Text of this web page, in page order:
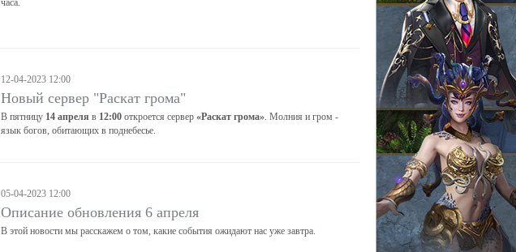
часа.
12-04-2023 12:00
Новый сервер "Раскат грома"
В пятницу 14 апреля в 12:00 откроется сервер «Раскат грома». Молния и гром -
язык богов, обитающих в поднебесье.
05-04-2023 12:00
Описание обновления 6 апреля
В этой новости мы расскажем о том, какие события ожидают нас уже завтра.